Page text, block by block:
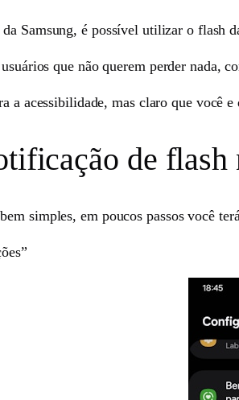
Samsung, é possível utilizar o flash
que não querem perder
a acessibilidade, mas claro que você
de flash
simples, em poucos passos você